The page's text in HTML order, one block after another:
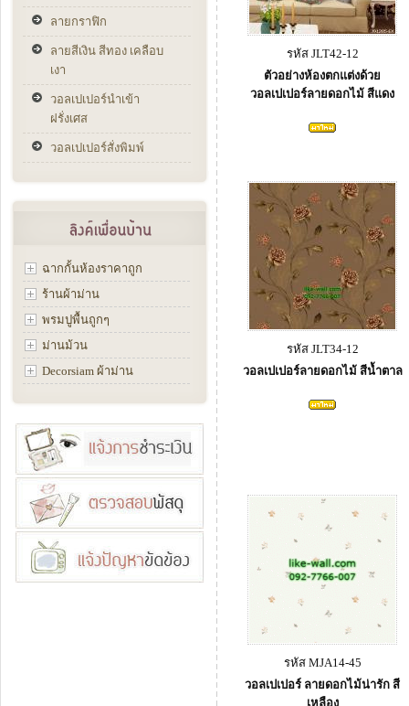
ลายกราฟิก
ลายสีเงิน สีทอง เคลือบ
เงา
วอลเปเปอร์นำเข้า
ฝรั่งเศส
วอลเปเปอร์สั่งพิมพ์
ฉากกั้นห้องราคาถูก
ร้านผ้าม่าน
พรมปูพื้นถูกๆ
ม่านม้วน
Decorsiam ผ้าม่าน
รหัส JLT42-12
ตัวอย่างห้องตกแต่งด้วย
วอลเปเปอร์ลายดอกไม้ สีแดง
รหัส JLT34-12
วอลเปเปอร์ลายดอกไม้ สีน้ำตาล
รหัส MJA14-45
วอลเปเปอร์ ลายดอกไม้น่ารัก สี
เหลือง